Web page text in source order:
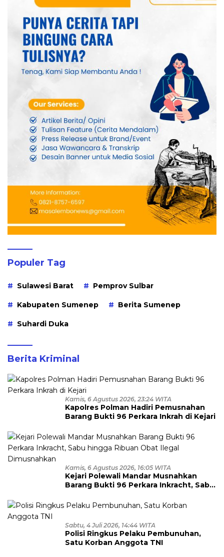
Populer Tag
Sulawesi Barat Pemprov Sulbar
Kabupaten Sumenep Berita Sumenep
Suhardi Duka
Berita Kriminal
Kamis, 6 Agustus 2026, 23:24 WITA
Kapolres Polman Hadiri Pemusnahan
Barang Bukti 96 Perkara Inkrah di Kejari
Kamis, 6 Agustus 2026, 16:05 WITA
Kejari Polewali Mandar Musnahkan
Barang Bukti 96 Perkara Inkracht, Sabu
Dimusnahkan
Sabtu, 4 Juli 2026, 14:44 WITA
Polisi Ringkus Pelaku Pembunuhan,
Satu Korban Anggota TNI